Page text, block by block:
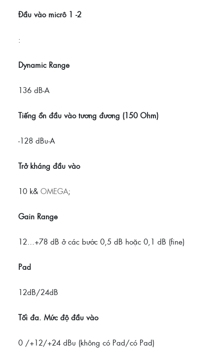
Đầu vào micrô 1 -2
:
Dynamic Range
136 dB-A
Tiếng ồn đầu vào tương đương (150 Ohm)
-128 dBu-A
Trở kháng đầu vào
10 k& OMEGA;
Gain Range
12…+78 dB ở các bước 0,5 dB hoặc 0,1 dB (fine)
Pad
12dB/24dB
Tối đa. Mức độ đầu vào
0 /+12/+24 dBu (không có Pad/có Pad)